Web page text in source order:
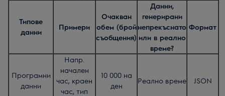
Типове
данни
Примери
Очакван
обем (брой
съобщения)
Данни,
генерирани
непрекъснато
или в реално
време?
Формат
Програмни
данни
Напр.
начален
час, краен
час, тип
10 000 на
ден
Реално време JSON